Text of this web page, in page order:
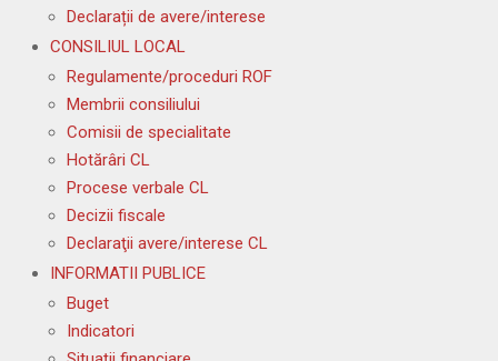
Declarații de avere/interese
CONSILIUL LOCAL
Regulamente/proceduri ROF
Membrii consiliului
Comisii de specialitate
Hotărâri CL
Procese verbale CL
Decizii fiscale
Declaraţii avere/interese CL
INFORMATII PUBLICE
Buget
Indicatori